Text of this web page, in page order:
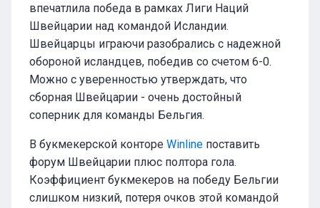
впечатлила победа в рамках Лиги Наций
Швейцарии над командой Исландии.
Швейцарцы играючи разобрались с надежной
обороной исландцев, победив со счетом 6-0.
Можно с уверенностью утверждать, что
сборная Швейцарии - очень достойный
соперник для команды Бельгия.
В букмекерской конторе Winlineпоставить
форум Швейцарии плюс полтора гола.
Коэффициент букмекеров на победу Бельгии
слишком низкий, потеря очков этой командой